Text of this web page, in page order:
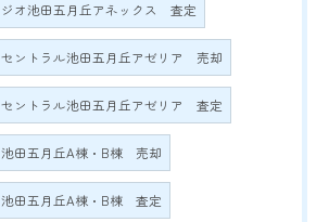
ジオ池田五月丘アネックス 査定
セントラル池田五月丘アゼリア 売却
セントラル池田五月丘アゼリア 査定
池田五月丘A棟・B棟 売却
池田五月丘A棟・B棟 査定